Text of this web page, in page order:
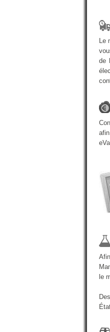
Le
de
le